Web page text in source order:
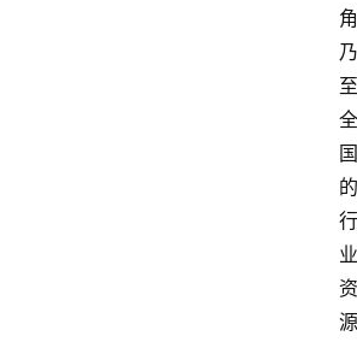
角
乃
至
全
国
的
行
业
资
源